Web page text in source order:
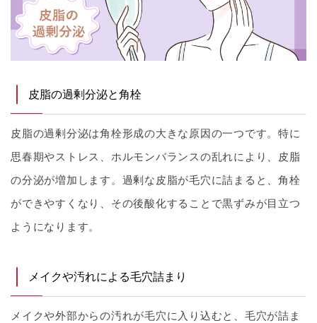
皮脂の過剰分泌と角栓
皮脂の過剰分泌は角栓形成の大きな原因の一つです。特に
思春期やストレス、ホルモンバランスの乱れにより、皮脂
の分泌が増加します。過剰な皮脂が毛穴に詰まると、角栓
ができやすくなり、その後酸化することで黒ずみが目立つ
ようになります。
メイクや汚れによる毛穴詰まり
メイクや外部からの汚れが毛穴に入り込むと、毛穴が詰ま